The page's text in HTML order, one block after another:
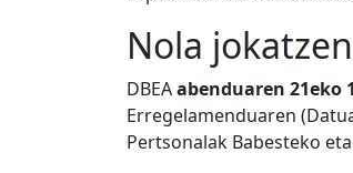
Nola
DBEAabenduaren 21eko
Erregelamenduaren
Pertsonalak Babesteko